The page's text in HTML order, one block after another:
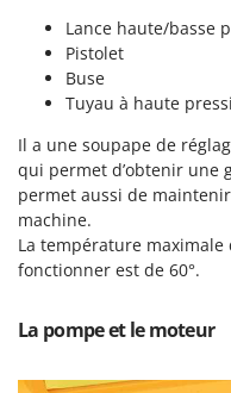
Motopompes pour
Moulins à céréales
Moulins à farine
N
Nettoyeurs et
Nettoyeurs haute
Nettoyeurs tapis,
P
Peignes vibreurs et
Ferroni
Ferrua
FIAC
Fimar
FINI
Fiorentini
Fiskars
Fontana Forni
Forest Master
Lance haute/basse
Pistolet
Buse
Tuyau à haute
Il a une soupape de
qui permet d’obtenir une
permet aussi de
machine.
La température
fonctionner est de 60°.
La pompe et le moteur